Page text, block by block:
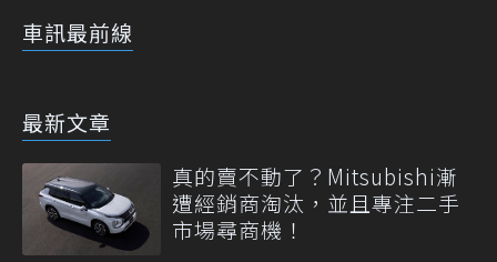
車訊最前線
最新文章
真的賣不動了？Mitsubishi漸
遭經銷商淘汰，並且專注二手
市場尋商機！